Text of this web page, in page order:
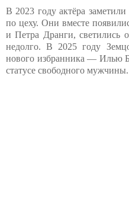
В 2023 году актёра
по цеху. Они вместе
и Петра Дранги, светились
недолго. В 2025 году
нового избранника — Илью
статусе свободного мужчины.